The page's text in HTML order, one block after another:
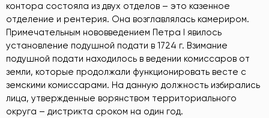
контора состояла из двух отделов – это казенное
отделение и рентерия. Она возглавлялась камериром.
Примечательным нововведением Петра I явилось
установление подушной подати в 1724 г. Взимание
подушной подати находилось в ведении комиссаров от
земли, которые продолжали функционировать весте с
земскими комиссарами. На данную должность избирались
лица, утвержденные ворянством территориального
округа – дистрикта сроком на один год.